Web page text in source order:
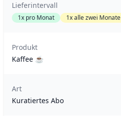
Lieferintervall
1x pro Monat 1x alle zwei Monate
Produkt
Kaffee ☕
Art
Kuratiertes Abo